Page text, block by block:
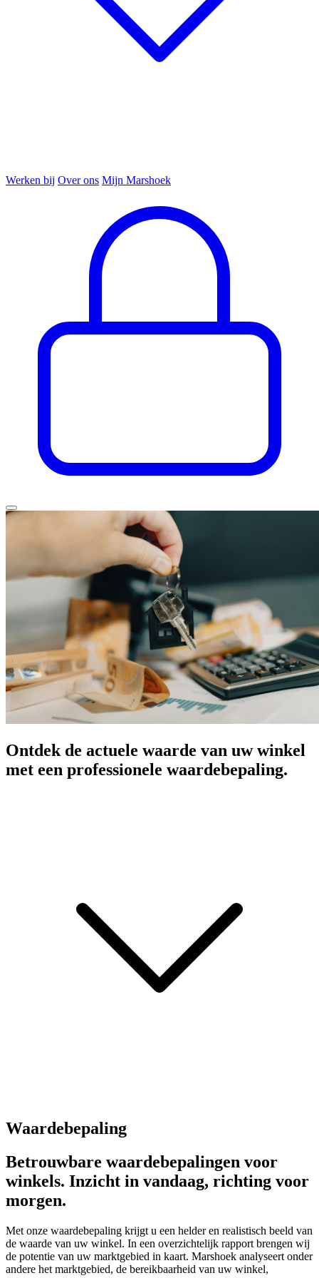
Werken bij Over ons Mijn Marshoek
Ontdek de actuele waarde van uw winkel
met een professionele waardebepaling.
Waardebepaling
Betrouwbare waardebepalingen voor
winkels. Inzicht in vandaag, richting voor
morgen.
Met onze waardebepaling krijgt u een helder en realistisch beeld van
de waarde van uw winkel. In een overzichtelijk rapport brengen wij
de potentie van uw marktgebied in kaart. Marshoek analyseert onder
andere het marktgebied, de bereikbaarheid van uw winkel,